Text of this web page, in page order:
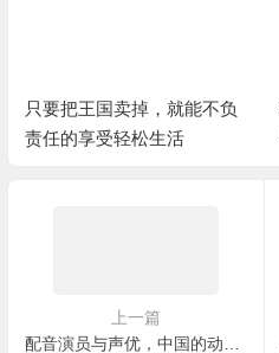
只要把王国卖掉，就能不负
责任的享受轻松生活
上一篇